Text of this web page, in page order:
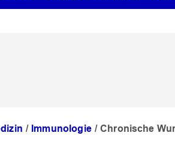
Immunologie Chronische